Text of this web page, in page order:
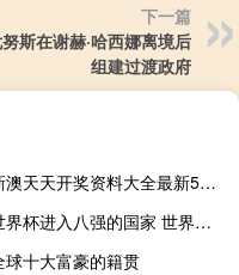
下一篇
斯在谢赫·哈西娜离境后
组建过渡政府
新澳天天开奖资料大全最新54期开奖结果_良心企业，值得支持_网页版v898.654
世界杯进入八强的国家 世界杯8强全部出炉
球十大富豪的籍贯